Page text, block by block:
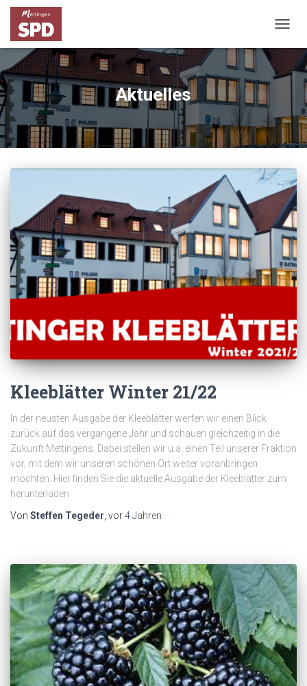
Aktuelles
Kleeblätter Winter 21/22
In der neusten Ausgabe der Kleeblätter werfen wir einen Blick
zurück auf das vergangene Jahr und schauen gleichzeitig in die
Zukunft Mettingens. Dabei stellen wir u.a. einen Teil unserer Fraktion
vor, mit dem wir unseren schönen Ort weiter voranbringen
möchten. Hier finden Sie die aktuelle Ausgabe der Kleeblätter zum
herunterladen
Von Steffen Tegeder , vor4 Jahren